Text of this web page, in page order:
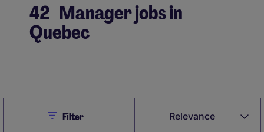
42 Manager jobs in
Quebec
Relevance
CloseFilter